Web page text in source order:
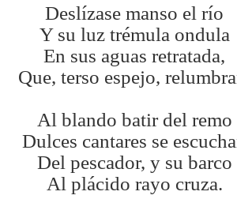
Deslízase manso el río
Y su luz trémula ondula
En sus aguas retratada,
Que, terso espejo,
Al blando batir del remo
Dulces cantares se
Del pescador, y su barco
Al plácido rayo cruza.